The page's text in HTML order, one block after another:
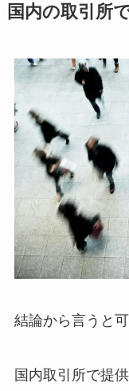
国内の取引所
結論から言うと可
国内取引所で提